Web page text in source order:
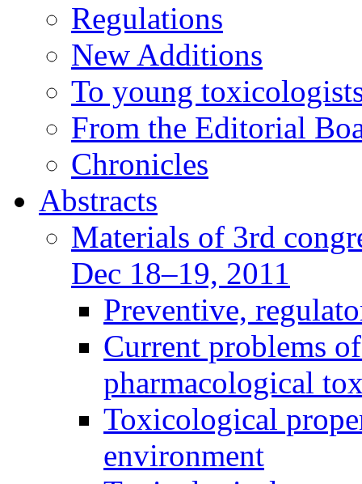
Regulations
New Additions
To young
From the Editorial
Chronicles
Abstracts
Materials of 3rd
Dec 18–19, 2011
Preventive,
Current problems
pharmacological
Toxicological
environment